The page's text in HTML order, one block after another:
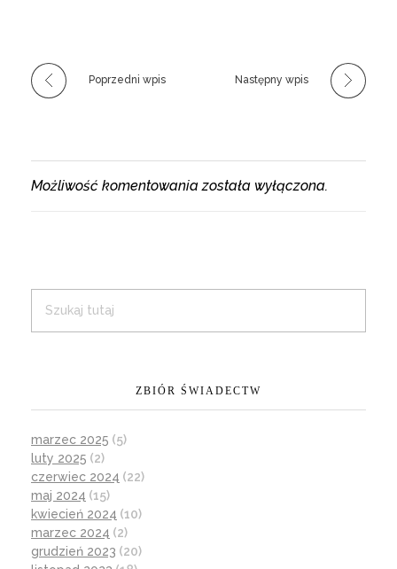
Poprzedni wpis Następny wpis
Możliwość komentowania została wyłączona.
ZBIÓR ŚWIADECTW
marzec 2025 (5)
luty 2025 (2)
czerwiec 2024 (22)
maj 2024 (15)
kwiecień 2024 (10)
marzec 2024 (2)
grudzień 2023 (20)